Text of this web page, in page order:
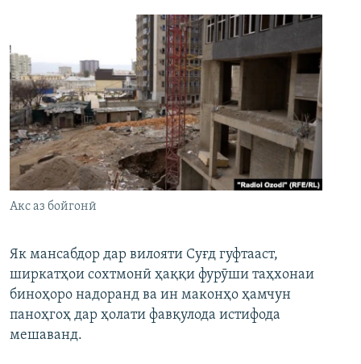
Акс аз бойгонӣ
Як мансабдор дар вилояти Суғд гуфтааст,
ширкатҳои сохтмонӣ ҳаққи фурӯши таҳхонаи
биноҳоро надоранд ва ин маконҳо ҳамчун
паноҳгоҳ дар ҳолати фавқулода истифода
мешаванд.